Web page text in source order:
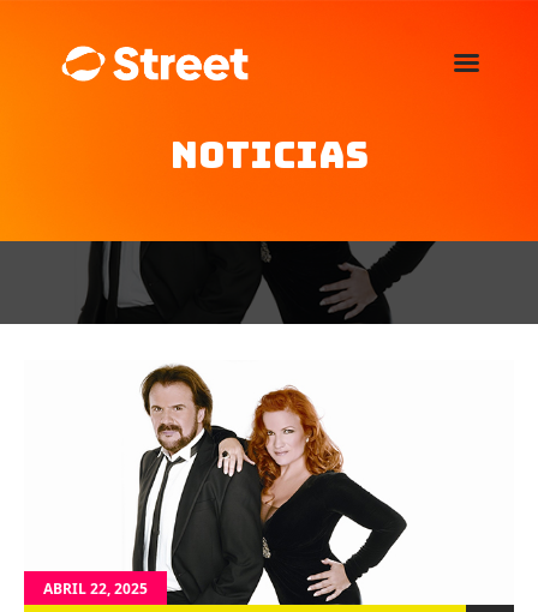
Noticias
La Street FM 101.5
Noticias
Agenda
Publicitá
Familia de auspiciantes
ABRIL 22, 2025